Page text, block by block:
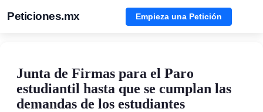
Peticiones.mx Empieza una Petición
Junta de Firmas para el Paro
estudiantil hasta que se cumplan las
demandas de los estudiantes